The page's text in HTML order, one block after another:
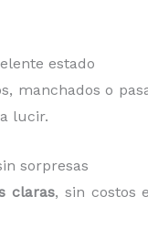
estado
manchados o
lucir.
sorpresas
claras, sin costos